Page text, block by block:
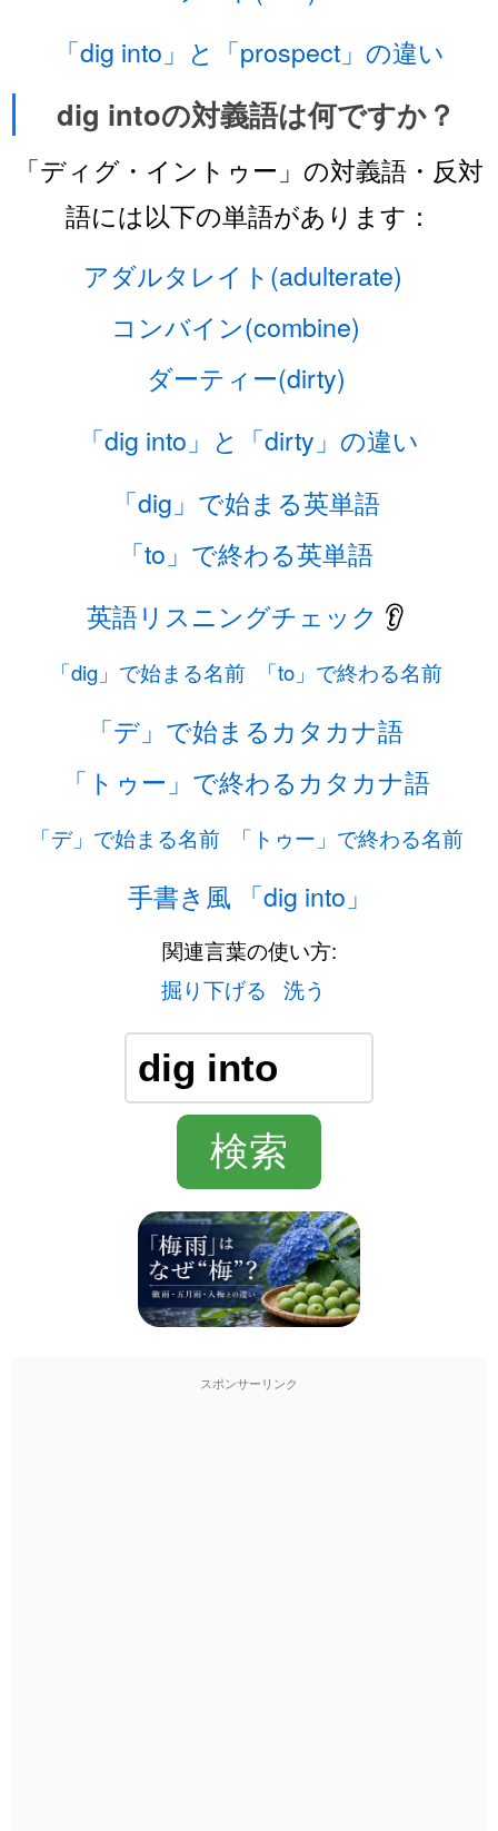
「dig into」と「prospect」の違い
dig intoの対義語は何ですか？
「ディグ・イントゥー」の対義語・反対
語には以下の単語があります：
アダルタレイト(adulterate)
コンバイン(combine)
ダーティー(dirty)
「dig into」と「dirty」の違い
「dig」で始まる英単語
「to」で終わる英単語
英語リスニングチェック 👂
「dig」で始まる名前 「to」で終わる名前
「デ」で始まるカタカナ語
「トゥー」で終わるカタカナ語
「デ」で始まる名前 「トゥー」で終わる名前
手書き風 「dig into」
関連言葉の使い方:
掘り下げる
洗う
スポンサーリンク